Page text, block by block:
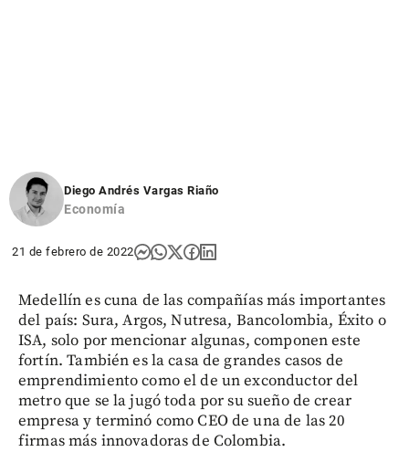
Diego Andrés Vargas Riaño
Economía
21 de febrero de 2022
Medellín es cuna de las compañías más importantes
del país: Sura, Argos, Nutresa, Bancolombia, Éxito o
ISA, solo por mencionar algunas, componen este
fortín. También es la casa de grandes casos de
emprendimiento como el de un exconductor del
metro que se la jugó toda por su sueño de crear
empresa y terminó como CEO de una de las 20
firmas más innovadoras de Colombia.